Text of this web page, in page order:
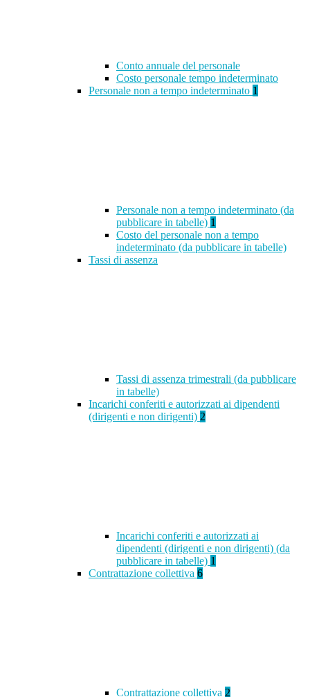
Conto annuale del personale
Costo personale tempo indeterminato
Personale non a tempo indeterminato 1
Personale non a tempo indeterminato (da
pubblicare in tabelle) 1
Costo del personale non a tempo
indeterminato (da pubblicare in tabelle)
Tassi di assenza
Tassi di assenza trimestrali (da pubblicare
in tabelle)
Incarichi conferiti e autorizzati ai dipendenti
(dirigenti e non dirigenti) 2
Incarichi conferiti e autorizzati ai
dipendenti (dirigenti e non dirigenti) (da
pubblicare in tabelle) 1
Contrattazione collettiva 6
Contrattazione collettiva 2